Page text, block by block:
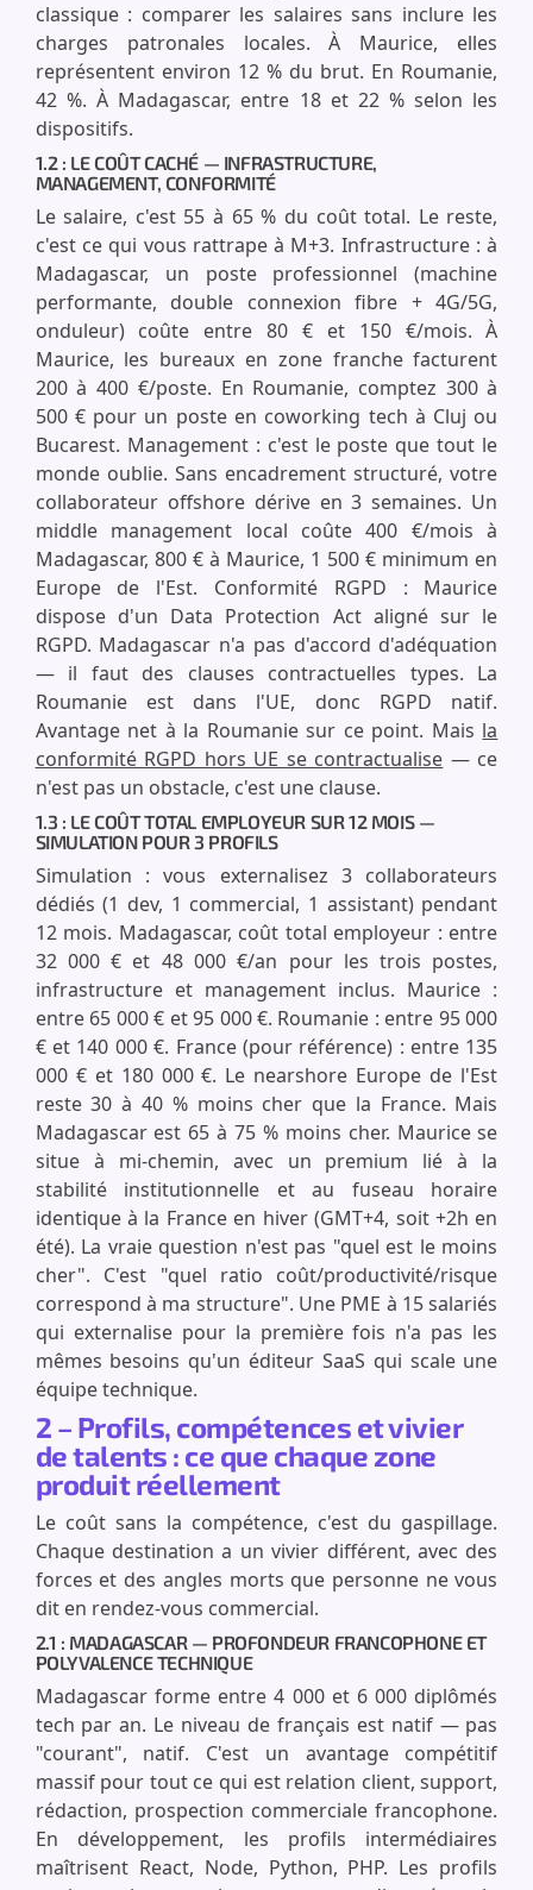
classique : comparer les salaires sans inclure les
charges patronales locales. À Maurice, elles
représentent environ 12 % du brut. En Roumanie,
42 %. À Madagascar, entre 18 et 22 % selon les
dispositifs.
1.2 : LE COÛT CACHÉ — INFRASTRUCTURE,
MANAGEMENT, CONFORMITÉ
Le salaire, c'est 55 à 65 % du coût total. Le reste,
c'est ce qui vous rattrape à M+3. Infrastructure : à
Madagascar, un poste professionnel (machine
performante, double connexion fibre + 4G/5G,
onduleur) coûte entre 80 € et 150 €/mois. À
Maurice, les bureaux en zone franche facturent
200 à 400 €/poste. En Roumanie, comptez 300 à
500 € pour un poste en coworking tech à Cluj ou
Bucarest. Management : c'est le poste que tout le
monde oublie. Sans encadrement structuré, votre
collaborateur offshore dérive en 3 semaines. Un
middle management local coûte 400 €/mois à
Madagascar, 800 € à Maurice, 1 500 € minimum en
Europe de l'Est. Conformité RGPD : Maurice
dispose d'un Data Protection Act aligné sur le
RGPD. Madagascar n'a pas d'accord d'adéquation
— il faut des clauses contractuelles types. La
Roumanie est dans l'UE, donc RGPD natif.
Avantage net à la Roumanie sur ce point. Mais la
conformité RGPD hors UE se contractualise — ce
n'est pas un obstacle, c'est une clause.
1.3 : LE COÛT TOTAL EMPLOYEUR SUR 12 MOIS —
SIMULATION POUR 3 PROFILS
Simulation : vous externalisez 3 collaborateurs
dédiés (1 dev, 1 commercial, 1 assistant) pendant
12 mois. Madagascar, coût total employeur : entre
32 000 € et 48 000 €/an pour les trois postes,
infrastructure et management inclus. Maurice :
entre 65 000 € et 95 000 €. Roumanie : entre 95 000
€ et 140 000 €. France (pour référence) : entre 135
000 € et 180 000 €. Le nearshore Europe de l'Est
reste 30 à 40 % moins cher que la France. Mais
Madagascar est 65 à 75 % moins cher. Maurice se
situe à mi-chemin, avec un premium lié à la
stabilité institutionnelle et au fuseau horaire
identique à la France en hiver (GMT+4, soit +2h en
été). La vraie question n'est pas "quel est le moins
cher". C'est "quel ratio coût/productivité/risque
correspond à ma structure". Une PME à 15 salariés
qui externalise pour la première fois n'a pas les
mêmes besoins qu'un éditeur SaaS qui scale une
équipe technique.
2 – Profils, compétences et vivier
de talents : ce que chaque zone
produit réellement
Le coût sans la compétence, c'est du gaspillage.
Chaque destination a un vivier différent, avec des
forces et des angles morts que personne ne vous
dit en rendez-vous commercial.
2.1 : MADAGASCAR — PROFONDEUR FRANCOPHONE ET
POLYVALENCE TECHNIQUE
Madagascar forme entre 4 000 et 6 000 diplômés
tech par an. Le niveau de français est natif — pas
"courant", natif. C'est un avantage compétitif
massif pour tout ce qui est relation client, support,
rédaction, prospection commerciale francophone.
En développement, les profils intermédiaires
maîtrisent React, Node, Python, PHP. Les profils